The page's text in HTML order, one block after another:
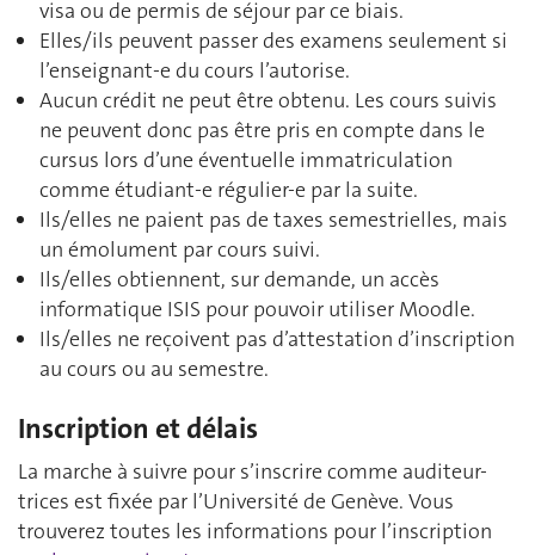
visa ou de permis de séjour par ce biais.
Elles/ils peuvent passer des examens seulement si
l’enseignant-e du cours l’autorise.
Aucun crédit ne peut être obtenu. Les cours suivis
ne peuvent donc pas être pris en compte dans le
cursus lors d’une éventuelle immatriculation
comme étudiant-e régulier-e par la suite.
Ils/elles ne paient pas de taxes semestrielles, mais
un émolument par cours suivi.
Ils/elles obtiennent, sur demande, un accès
informatique ISIS pour pouvoir utiliser Moodle.
Ils/elles ne reçoivent pas d’attestation d’inscription
au cours ou au semestre.
Inscription et délais
La marche à suivre pour s’inscrire comme auditeur-
trices est fixée par l’Université de Genève. Vous
trouverez toutes les informations pour l’inscription